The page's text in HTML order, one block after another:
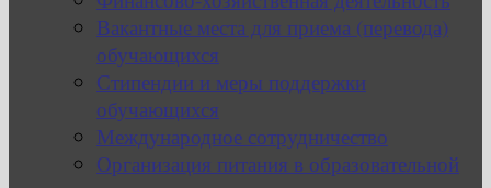
Вакантные места для приема (перевода)
обучающихся
Стипендии и меры поддержки
обучающихся
Международное сотрудничество
Организация питания в образовательной